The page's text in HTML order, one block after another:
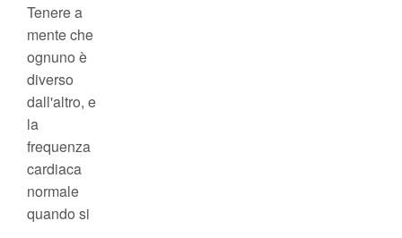
Tenere a
mente che
ognuno è
diverso
dall'altro, e
la
frequenza
cardiaca
normale
quando si